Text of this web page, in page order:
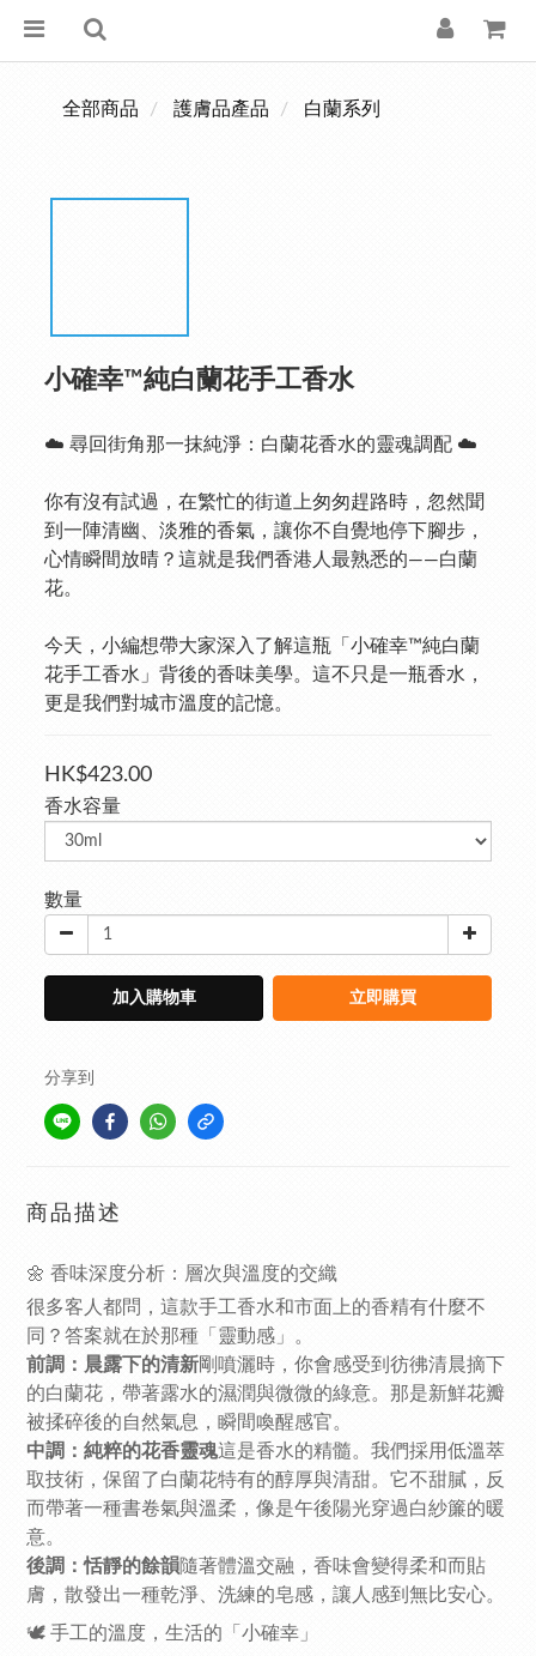
全部商品 護膚品產品 白蘭系列
小確幸™純白蘭花手工香水
☁️ 尋回街角那一抹純淨：白蘭花香水的靈魂調配 ☁️
你有沒有試過，在繁忙的街道上匆匆趕路時，忽然聞
到一陣清幽、淡雅的香氣，讓你不自覺地停下腳步，
心情瞬間放晴？這就是我們香港人最熟悉的——白蘭
花。
今天，小編想帶大家深入了解這瓶「小確幸™純白蘭
花手工香水」背後的香味美學。這不只是一瓶香水，
更是我們對城市溫度的記憶。
HK$423.00
香水容量
數量
加入購物車 立即購買
分享到
商品描述
🌼 香味深度分析：層次與溫度的交織
很多客人都問，這款手工香水和市面上的香精有什麼不
同？答案就在於那種「靈動感」。
前調：晨露下的清新剛噴灑時，你會感受到彷彿清晨摘下
的白蘭花，帶著露水的濕潤與微微的綠意。那是新鮮花瓣
被揉碎後的自然氣息，瞬間喚醒感官。
中調：純粹的花香靈魂這是香水的精髓。我們採用低溫萃
取技術，保留了白蘭花特有的醇厚與清甜。它不甜膩，反
而帶著一種書卷氣與溫柔，像是午後陽光穿過白紗簾的暖
意。
後調：恬靜的餘韻隨著體溫交融，香味會變得柔和而貼
膚，散發出一種乾淨、洗練的皂感，讓人感到無比安心。
🕊️ 手工的溫度，生活的「小確幸」